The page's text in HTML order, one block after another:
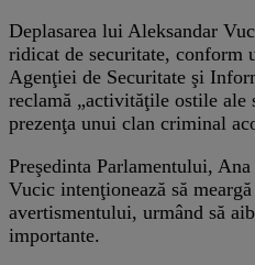
Deplasarea lui Aleksandar
ridicat de securitate, conform
Agenţiei de Securitate şi
reclamă „activităţile ostile ale
prezenţa unui clan criminal
Preşedinta Parlamentului,
Vucic intenţionează să
avertismentului, urmând să
importante.